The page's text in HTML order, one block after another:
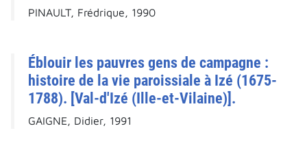
PINAULT, Frédrique, 1990
Éblouir les pauvres gens de campagne :
histoire de la vie paroissiale à Izé (1675-
1788). [Val-d'Izé (Ille-et-Vilaine)].
GAIGNE, Didier, 1991